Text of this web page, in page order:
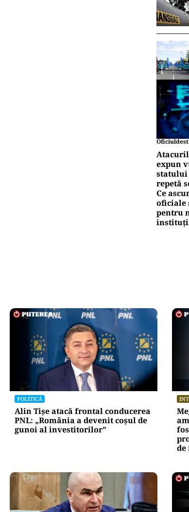
expun
statului
repetă
Ce
oficiale
pentru
POLITICĂ
Alin Tișe atacă frontal conducerea
PNL: „România a devenit coșul de
gunoi al investitorilor”
de